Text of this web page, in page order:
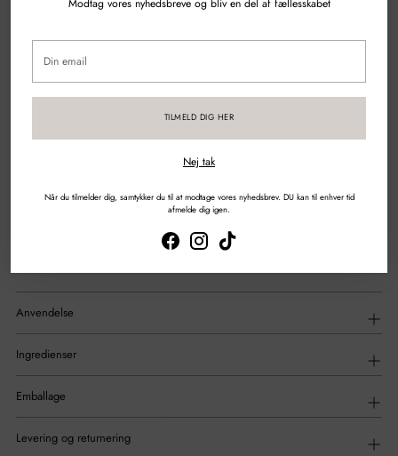
email
TILMELD DIG HER
Nej tak
Når du tilmelder dig, samtykker du til at modtage vores nyhedsbrev. DU kan til enhver tid
afmelde dig igen.
Sikker betaling med kort & mobilepay
til
din
indkøbskurv
Anvendelse
Ingredienser
Emballage
Levering og returnering